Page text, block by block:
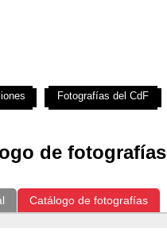
de fotografías
Catálogo de fotografías
Fotografías del CdF